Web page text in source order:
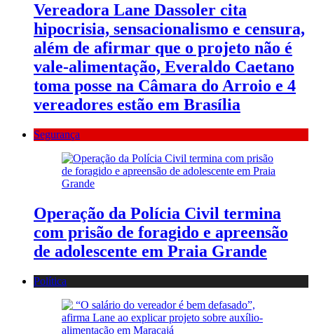
Vereadora Lane Dassoler cita
hipocrisia, sensacionalismo e censura,
além de afirmar que o projeto não é
vale-alimentação, Everaldo Caetano
toma posse na Câmara do Arroio e 4
vereadores estão em Brasília
Segurança
Operação da Polícia Civil termina
com prisão de foragido e apreensão
de adolescente em Praia Grande
Política